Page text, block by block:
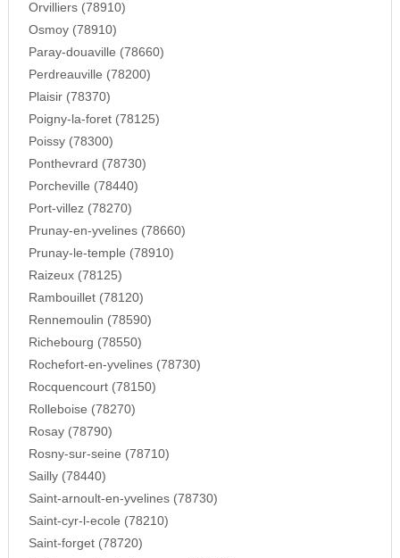
Orvilliers (78910)
Osmoy (78910)
Paray-douaville (78660)
Perdreauville (78200)
Plaisir (78370)
Poigny-la-foret (78125)
Poissy (78300)
Ponthevrard (78730)
Porcheville (78440)
Port-villez (78270)
Prunay-en-yvelines (78660)
Prunay-le-temple (78910)
Raizeux (78125)
Rambouillet (78120)
Rennemoulin (78590)
Richebourg (78550)
Rochefort-en-yvelines (78730)
Rocquencourt (78150)
Rolleboise (78270)
Rosay (78790)
Rosny-sur-seine (78710)
Sailly (78440)
Saint-arnoult-en-yvelines (78730)
Saint-cyr-l-ecole (78210)
Saint-forget (78720)